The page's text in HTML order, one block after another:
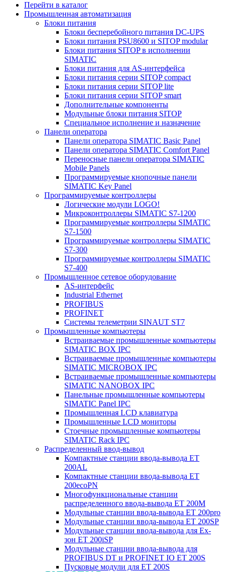
Перейти в каталог
Промышленная автоматизация
Блоки питания
Блоки бесперебойного питания DC-UPS
Блоки питания PSU8600 и SITOP modular
Блоки питания SITOP в исполнении
SIMATIC
Блоки питания для AS-интерфейса
Блоки питания серии SITOP compact
Блоки питания серии SITOP lite
Блоки питания серии SITOP smart
Дополнительные компоненты
Модульные блоки питания SITOP
Специальное исполнение и назначение
Панели оператора
Панели оператора SIMATIC Basic Panel
Панели оператора SIMATIC Comfort Panel
Переносные панели оператора SIMATIC
Mobile Panels
Программируемые кнопочные панели
SIMATIC Key Panel
Программируемые контроллеры
Логические модули LOGO!
Микроконтроллеры SIMATIC S7-1200
Программируемые контроллеры SIMATIC
S7-1500
Программируемые контроллеры SIMATIC
S7-300
Программируемые контроллеры SIMATIC
S7-400
Промышленное сетевое оборудование
AS-интерфейс
Industrial Ethernet
PROFIBUS
PROFINET
Системы телеметрии SINAUT ST7
Промышленные компьютеры
Встраиваемые промышленные компьютеры
SIMATIC BOX IPC
Встраиваемые промышленные компьютеры
SIMATIC MICROBOX IPC
Встраиваемые промышленные компьютеры
SIMATIC NANOBOX IPC
Панельные промышленные компьютеры
SIMATIC Panel IPC
Промышленная LCD клавиатура
Промышленные LCD мониторы
Стоечные промышленные компьютеры
SIMATIC Rack IPC
Распределенный ввод-вывод
Компактные станции ввода-вывода ET
200AL
Компактные станции ввода-вывода ET
200ecoPN
Многофункциональные станции
распределенного ввода-вывода ET 200M
Модульные станции ввода-вывода ET 200pro
Модульные станции ввода-вывода ET 200SP
Модульные станции ввода-вывода для Ex-
зон ET 200iSP
Модульные станции ввода-вывода для
PROFIBUS DT и PROFINET IO ET 200S
Пусковые модули для ET 200S